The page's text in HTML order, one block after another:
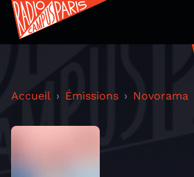
Accueil Émissions Novorama